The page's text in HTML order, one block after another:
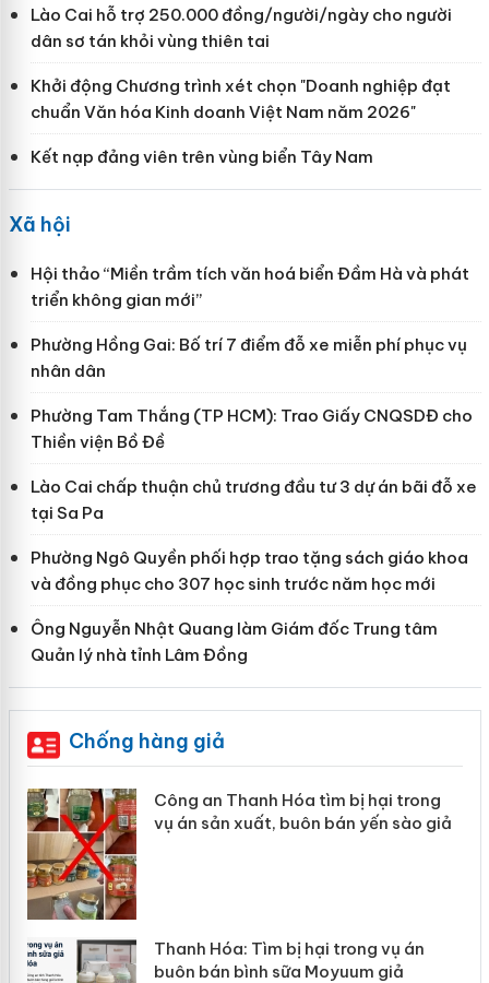
Lào Cai hỗ trợ 250.000 đồng/người/ngày cho người
dân sơ tán khỏi vùng thiên tai
Khởi động Chương trình xét chọn "Doanh nghiệp đạt
chuẩn Văn hóa Kinh doanh Việt Nam năm 2026"
Kết nạp đảng viên trên vùng biển Tây Nam
Xã hội
Hội thảo “Miền trầm tích văn hoá biển Đầm Hà và phát
triển không gian mới”
Phường Hồng Gai: Bố trí 7 điểm đỗ xe miễn phí phục vụ
nhân dân
Phường Tam Thắng (TP HCM): Trao Giấy CNQSDĐ cho
Thiền viện Bồ Đề
Lào Cai chấp thuận chủ trương đầu tư 3 dự án bãi đỗ xe
tại Sa Pa
Phường Ngô Quyền phối hợp trao tặng sách giáo khoa
và đồng phục cho 307 học sinh trước năm học mới
Ông Nguyễn Nhật Quang làm Giám đốc Trung tâm
Quản lý nhà tỉnh Lâm Đồng
Chống hàng giả
Công an Thanh Hóa tìm bị hại trong
vụ án sản xuất, buôn bán yến sào giả
Thanh Hóa: Tìm bị hại trong vụ án
buôn bán bình sữa Moyuum giả